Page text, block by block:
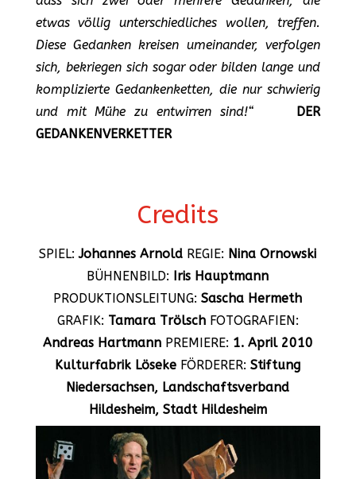
etwas völlig unterschiedliches wollen, treffen.
Diese Gedanken kreisen umeinander, verfolgen
sich, bekriegen sich sogar oder bilden lange und
komplizierte Gedankenketten, die nur schwierig
und mit Mühe zu entwirren sind!“
DER
GEDANKENVERKETTER
Credits
SPIEL:Johannes Arnold REGIE: Nina Ornowski
BÜHNENBILD: Iris Hauptmann
PRODUKTIONSLEITUNG:Sascha Hermeth
GRAFIK: Tamara TrölschFOTOGRAFIEN:
Andreas Hartmann PREMIERE: 1. April 2010
Kulturfabrik Löseke FÖRDERER:Stiftung
Niedersachsen, Landschaftsverband
Hildesheim, Stadt Hildesheim